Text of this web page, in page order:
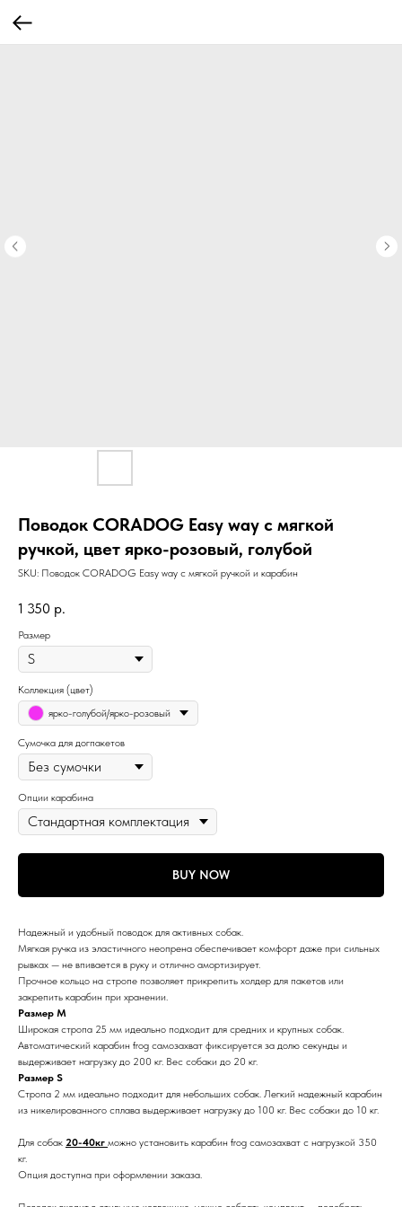
Поводок CORADOG Easy way c мягкой
ручкой, цвет ярко-розовый, голубой
SKU: Поводок CORADOG Easy way c мягкой ручкой и карабин
1 350 р.
Размер
Коллекция (цвет)
ярко-голубой/ярко-розовый
Сумочка для догпакетов
Опции карабина
BUY NOW
Надежный и удобный поводок для активных собак.
Мягкая ручка из эластичного неопрена обеспечивает комфорт даже при сильных
рывках — не впивается в руку и отлично амортизирует.
Прочное кольцо на стропе позволяет прикрепить холдер для пакетов или
закрепить карабин при хранении.
Размер М
Широкая стропа 25 мм идеально подходит для средних и крупных собак.
Автоматический карабин frog самозахват фиксируется за долю секунды и
выдерживает нагрузку до 200 кг. Вес собаки до 20 кг.
Размер S
Cтропа 2 мм идеально подходит для небольших собак. Легкий надежный карабин
из никелированного сплава выдерживает нагрузку до 100 кг. Вес собаки до 10 кг.
Для собак 20-40кг можно установить карабин frog самозахват с нагрузкой 350
кг.
Опция доступна при оформлении заказа.